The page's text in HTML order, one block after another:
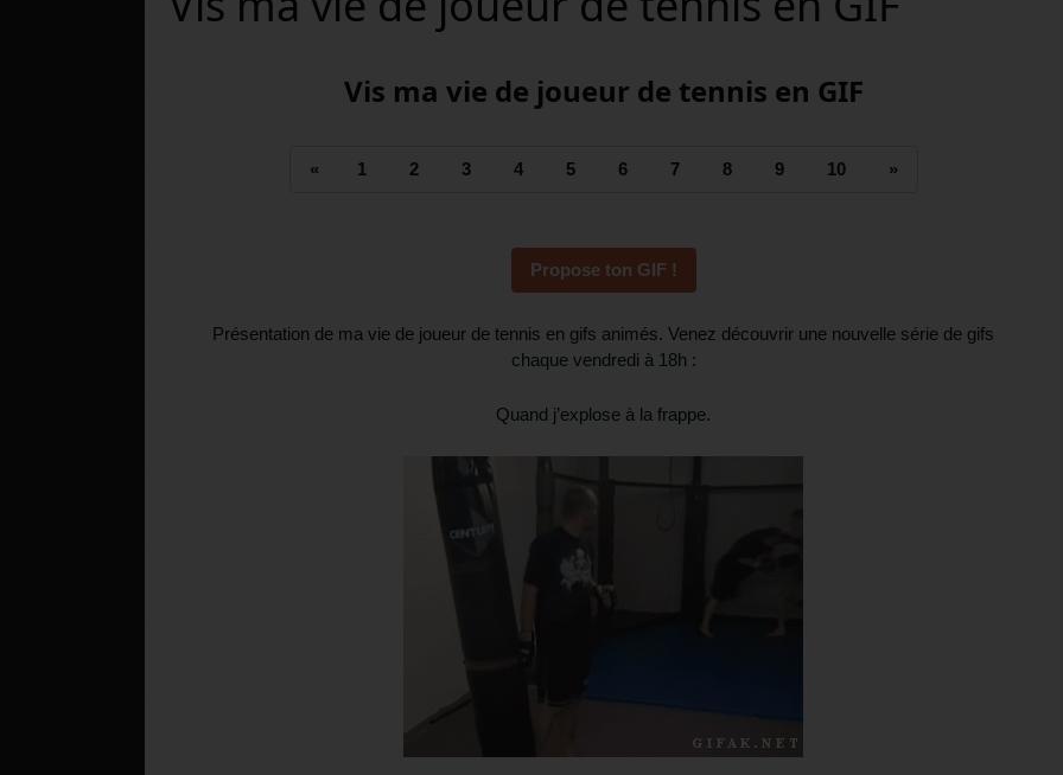
Vis ma vie de joueur de tennis en GIF
« 1 2 3 4 5 6 7 8 9 10 »
Propose ton GIF !
Présentation de ma vie de joueur de tennis en gifs animés. Venez découvrir une nouvelle série de gifs
chaque vendredi à 18h :
Quand j’explose à la frappe.